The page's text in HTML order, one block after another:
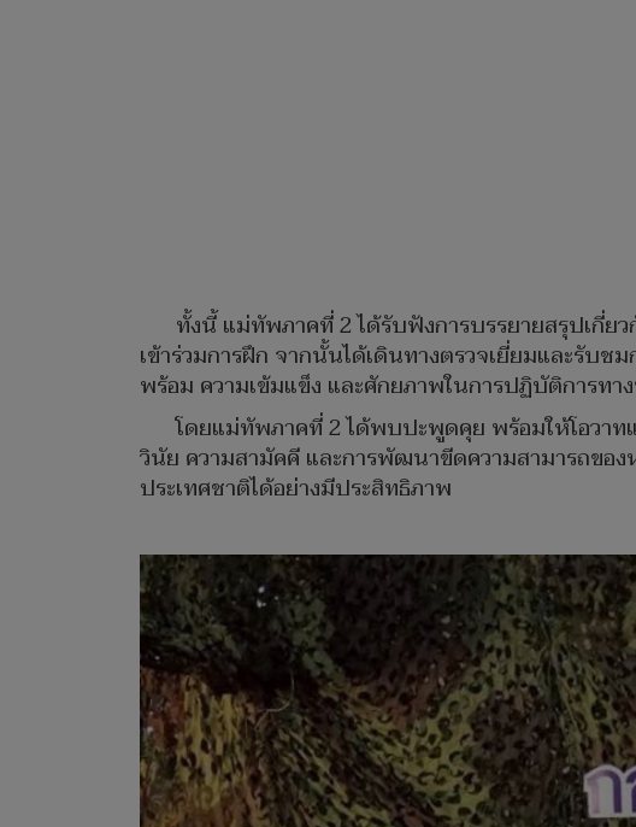
ทั้งนี้ แม่ทัพภาคที่ 2 ได้รับฟังการบรรยายสรุปเกี่
เข้าร่วมการฝึก จากนั้นได้เดินทางตรวจเยี่ยมและรับ
พร้อม ความเข้มแข็ง และศักยภาพในการปฏิบัติการท
โดยแม่ทัพภาคที่ 2 ได้พบปะพูดคุย พร้อมให้โอวาท
วินัย ความสามัคคี และการพัฒนาขีดความสามารถขอ
ประเทศชาติได้อย่างมีประสิทธิภาพ